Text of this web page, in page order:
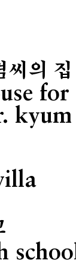
kyum
for
씨의 집
school